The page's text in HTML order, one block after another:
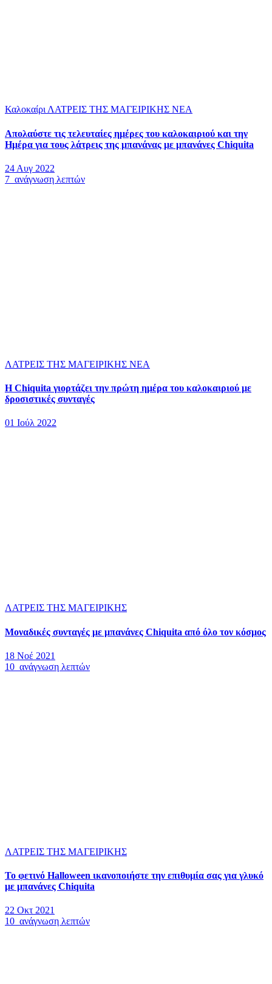
Καλοκαίρι ΛΑΤΡΕΙΣ ΤΗΣ ΜΑΓΕΙΡΙΚΗΣ ΝΕΑ
Απολαύστε τις τελευταίες ημέρες του καλοκαιριού και την
Ημέρα για τους λάτρεις της μπανάνας με μπανάνες Chiquita
24 Αυγ 2022
7 ανάγνωση λεπτών
ΛΑΤΡΕΙΣ ΤΗΣ ΜΑΓΕΙΡΙΚΗΣ ΝΕΑ
Η Chiquita γιορτάζει την πρώτη ημέρα του καλοκαιριού με
δροσιστικές συνταγές
01 Ιούλ 2022
ΛΑΤΡΕΙΣ ΤΗΣ ΜΑΓΕΙΡΙΚΗΣ
Μοναδικές συνταγές με μπανάνες Chiquita από όλο τον κόσμος
18 Νοέ 2021
10 ανάγνωση λεπτών
ΛΑΤΡΕΙΣ ΤΗΣ ΜΑΓΕΙΡΙΚΗΣ
Το φετινό Halloween ικανοποιήστε την επιθυμία σας για γλυκό
με μπανάνες Chiquita
22 Οκτ 2021
10 ανάγνωση λεπτών